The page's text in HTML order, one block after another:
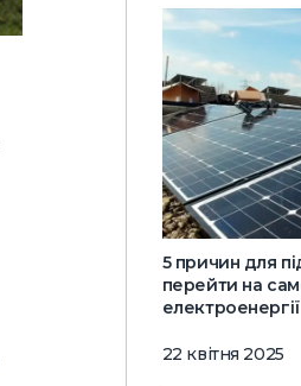
5 причин для
перейти на
електроенергії
22 квітня 2025